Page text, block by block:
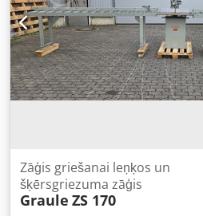
Zāģis griešanai leņķos un
šķērsgriezuma zāģis
Graule ZS 170